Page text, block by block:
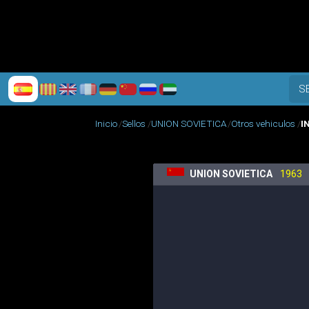
Inicio Sellos UNION SOVIETICA Otros vehiculos
UNION SOVIETICA 1963